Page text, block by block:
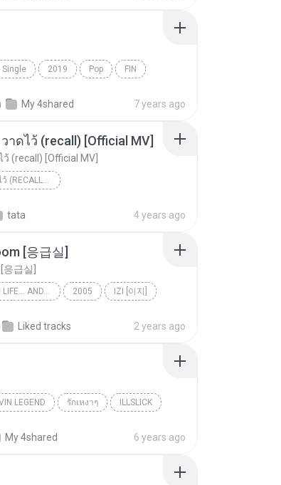
Single 2019 Pop FIN
My 4shared 7 years ago
วาดไว้ (recall) [Official MV]
ว้ (recall) [Official MV]
BOWKYLION - วาดไว้ (RECALL) [OFFICIAL MV]
tata 4 years ago
[응급실]
급실]
IZI VOL.1 MODERN LIFE... AND... WITH IZI 2005 IZI [이지]
Liked tracks 2 years ago
LEGEND รักเหงาๆ ILLSLICK
My 4shared 6 years ago